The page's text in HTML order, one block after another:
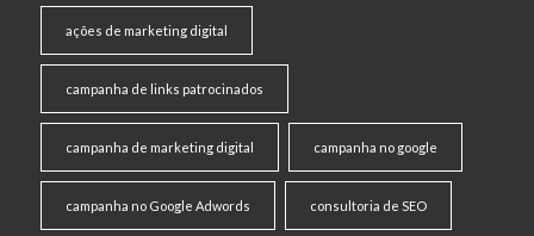
ações de marketing digital
campanha de links patrocinados
campanha de marketing digital campanha no google
campanha no Google Adwords consultoria de SEO